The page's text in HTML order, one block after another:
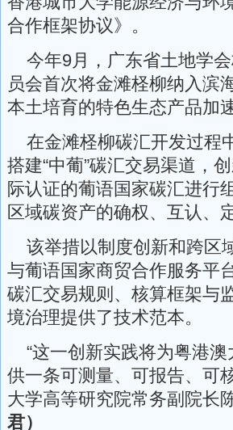
合作框架协议》。
今年9月，广东省土地学
员会首次将金滩柽柳纳入滨
本土培育的特色生态产品加
在金滩柽柳碳汇开发过程
搭建“中葡”碳汇交易渠道，
际认证的葡语国家碳汇进行
区域碳资产的确权、互认、
该举措以制度创新和跨区
与葡语国家商贸合作服务平
碳汇交易规则、核算框架与
境治理提供了技术范本。
“这一创新实践将为粤港澳
供一条可测量、可报告、可
大学高等研究院常务副院长
君）